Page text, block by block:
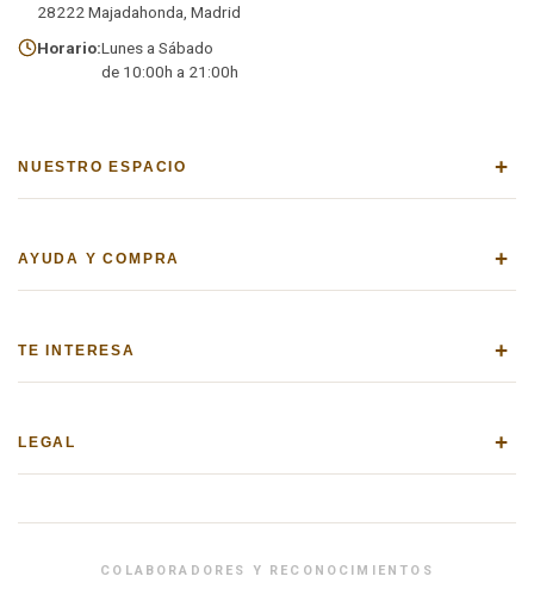
28222 Majadahonda, Madrid
Horario:Lunes a Sábado
de 10:00h a 21:00h
NUESTRO ESPACIO +
AYUDA Y COMPRA +
TE INTERESA +
LEGAL +
COLABORADORES Y RECONOCIMIENTOS